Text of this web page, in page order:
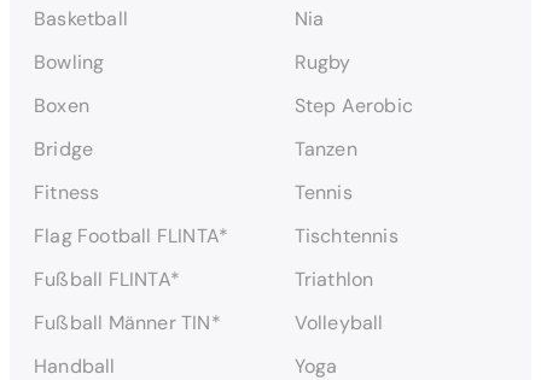
e
Basketball
Bowling
Boxen
Bridge
Fitness
Flag Football FLINTA*
Fußball FLINTA*
Fußball Männer TIN*
Handball
Nia
Rugby
Step Aerobic
Tanzen
Tennis
Tischtennis
Triathlon
Volleyball
Yoga